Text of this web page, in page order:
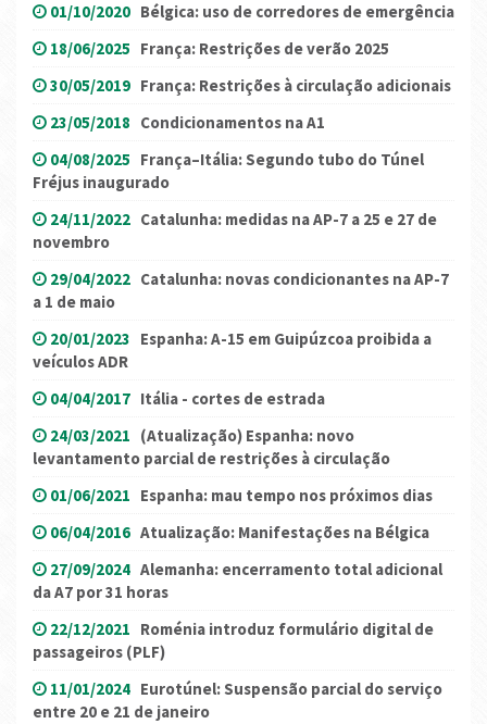
01/10/2020 Bélgica: uso de corredores de emergência
18/06/2025 França: Restrições de verão 2025
30/05/2019 França: Restrições à circulação adicionais
23/05/2018 Condicionamentos na A1
04/08/2025 França–Itália: Segundo tubo do Túnel
Fréjus inaugurado
24/11/2022 Catalunha: medidas na AP-7 a 25 e 27 de
novembro
29/04/2022 Catalunha: novas condicionantes na AP-7
a 1 de maio
20/01/2023 Espanha: A-15 em Guipúzcoa proibida a
veículos ADR
04/04/2017 Itália - cortes de estrada
24/03/2021 (Atualização) Espanha: novo
levantamento parcial de restrições à circulação
01/06/2021 Espanha: mau tempo nos próximos dias
06/04/2016 Atualização: Manifestações na Bélgica
27/09/2024 Alemanha: encerramento total adicional
da A7 por 31 horas
22/12/2021 Roménia introduz formulário digital de
passageiros (PLF)
11/01/2024 Eurotúnel: Suspensão parcial do serviço
entre 20 e 21 de janeiro